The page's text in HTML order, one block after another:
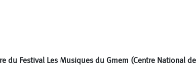
Festival Les Musiques du Gmem (Centre National